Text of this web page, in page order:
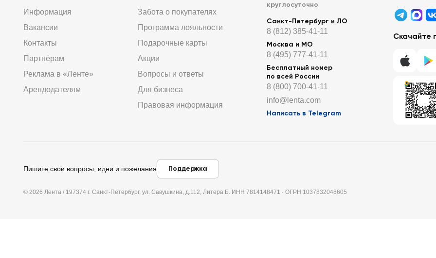
Информация
Вакансии
Контакты
Партнёрам
Реклама в «Ленте»
Арендодателям
Забота о покупателях
Программа лояльности
Подарочные карты
Акции
Вопросы и ответы
Для бизнеса
Правовая информация
круглосуточно
Санкт-Петербург и ЛО
8 (812) 385-41-11
Москва и МО
8 (495) 777-41-11
Бесплатный номер
по всей России
8 (800) 700-41-11
info@lenta.com
Написать в Telegram
Скачайте
Пишите свои вопросы, идеи и пожелания Поддержка
© 2026 Лента / 197374 г. Санкт-Петербург, ул. Савушкина, д.112, Литера Б. ИНН 7814148471 · ОГРН 1037832048605